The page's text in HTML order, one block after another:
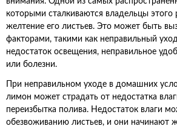
которыми сталкиваются владельцы этого
желтение его листьев. Это может быть
факторами, такими как неправильный
недостаток освещения, неправильное
или болезни.
При неправильном уходе в домашних
лимон может страдать от недостатка
переизбытка полива. Недостаток влаги
обезвоживанию листьев, и они начинают